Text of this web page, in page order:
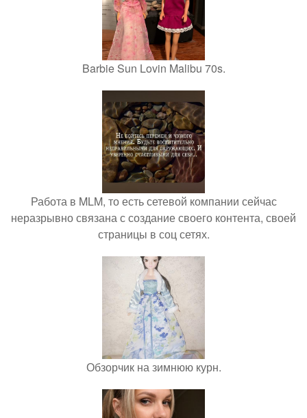
Barbie Sun Lovin Malibu 70s.
Работа в MLM, то есть сетевой компании сейчас
неразрывно связана с создание своего контента, своей
страницы в соц сетях.
Обзорчик на зимнюю курн.